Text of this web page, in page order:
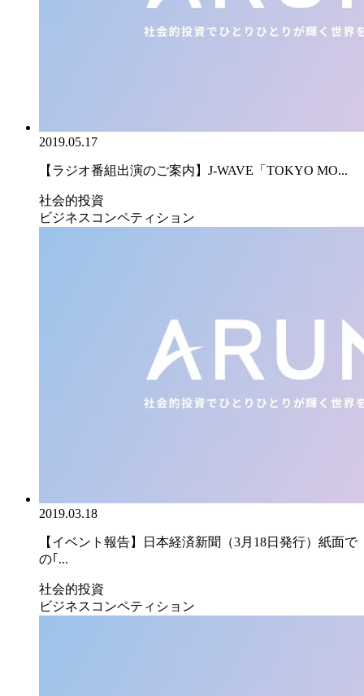
2019.05.17
【ラジオ番組出演のご案内】J-WAVE「TOKYO MO...
社会的投資
ビジネスコンペティション
2019.03.18
【イベント報告】日本経済新聞（3月18日発行）紙面で
の｢...
社会的投資
ビジネスコンペティション